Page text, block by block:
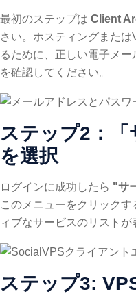
最初のステップは Client
さい。ホスティングまた
るために、正しい電子メ
を確認してください。
ステップ2：「
を選択
ログインに成功したら "サ
このメニューをクリック
ィブなサービスのリストが
ステップ3: